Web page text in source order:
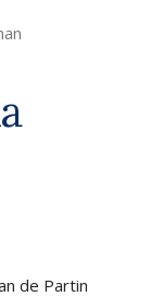
de Partin